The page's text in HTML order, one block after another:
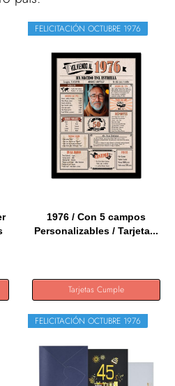
FELICITACIÓN OCTUBRE 1976
1976 / Con 5 campos
Personalizables / Tarjeta...
Tarjetas Cumple
FELICITACIÓN OCTUBRE 1976